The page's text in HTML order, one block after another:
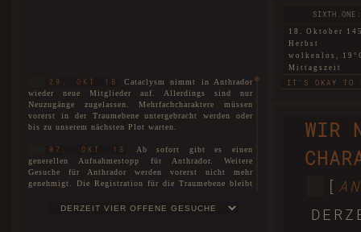
29. OKT 18
Cataclysm nimmt in Anthrador
wieder neue Mitglieder auf. Allerdings sind nur
Neuzugänge zugelassen. Mehrfachcharaktere müssen
vorerst in der Traumebene untergebracht werden oder
bis zu unserem nächsten Plot warten.
07. OKT 18
Ab sofort gibt es einen
generellen Aufnahmestopp für Anthrador. Weitere
Gesuche für Anthrador werden vorerst nicht mehr
genehmigt. Die Registration für die Traumebene bleibt
sich auf unsererWARTELISTEeintragen lassen.
18. Oktober
Herbst
wolkenlos,
Mittagszeit
IT'S OKAY TO
18. Oktober
nebelig, 6°C
THIS LAND
WIR
[